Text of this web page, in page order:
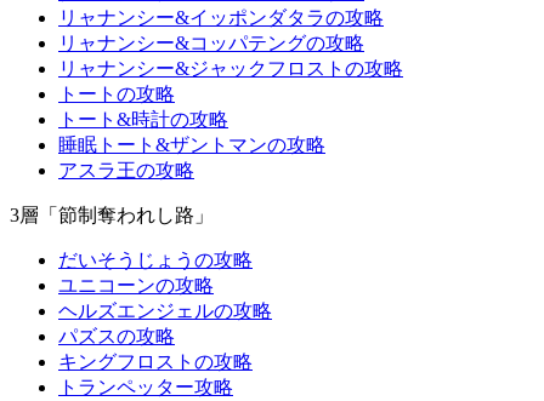
リャナンシー&イッポンダタラの攻略
リャナンシー&コッパテングの攻略
リャナンシー&ジャックフロストの攻略
トートの攻略
トート&時計の攻略
睡眠トート&ザントマンの攻略
アスラ王の攻略
3層「節制奪われし路」
だいそうじょうの攻略
ユニコーンの攻略
ヘルズエンジェルの攻略
パズスの攻略
キングフロストの攻略
トランペッター攻略